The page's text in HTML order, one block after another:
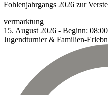
Fohlenjahrgangs 2026 zur
vermarktung
15. August 2026 - Beginn: 08:00
Jugendturnier & Familien-